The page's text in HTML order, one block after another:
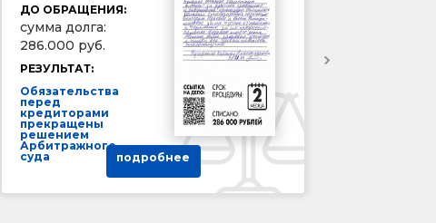
ДО ОБРАЩЕНИЯ:
сумма долга:
286.000 руб.
РЕЗУЛЬТАТ:
Обязательства
перед
кредиторами
прекращены
решением
Арбитражного
суда
подробнее